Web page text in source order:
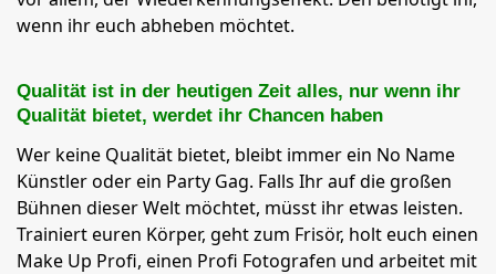
wenn ihr euch abheben möchtet.
Qualität ist in der heutigen Zeit alles, nur wenn ihr
Qualität bietet, werdet ihr Chancen haben
Wer keine Qualität bietet, bleibt immer ein No Name
Künstler oder ein Party Gag. Falls Ihr auf die großen
Bühnen dieser Welt möchtet, müsst ihr etwas leisten.
Trainiert euren Körper, geht zum Frisör, holt euch einen
Make Up Profi, einen Profi Fotografen und arbeitet mit